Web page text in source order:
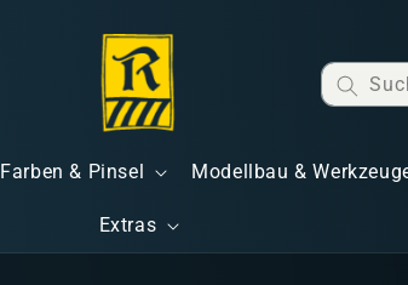
Farben & Pinsel Modellbau &
Extras